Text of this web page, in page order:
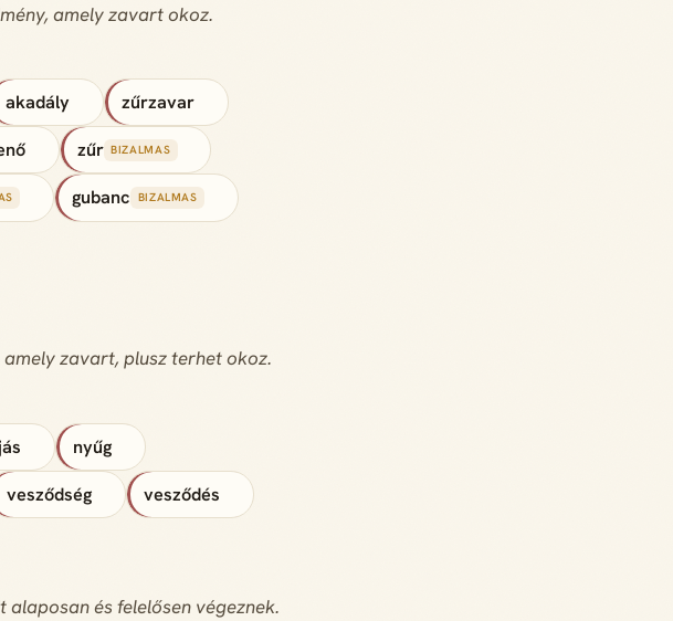
amely zavart okoz.
akadály zűrzavar
zűr BIZALMAS
gubanc BIZALMAS
zavart, plusz terhet okoz.
nyűg
vesződség vesződés
és felelősen végeznek.